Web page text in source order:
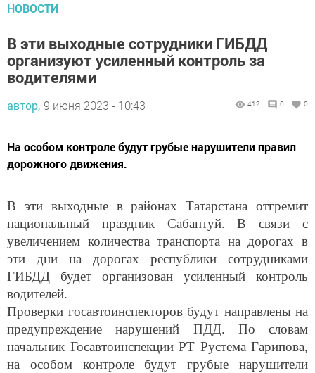
НОВОСТИ
В эти выходные сотрудники ГИБДД
организуют усиленный контроль за
водителями
автор, 9 июня 2023 - 10:43 412 0 0
На особом контроле будут грубые нарушители правил
дорожного движения.
В эти выходные в районах Татарстана отгремит
национальный праздник Сабантуй. В связи с
увеличением количества транспорта на дорогах в
эти дни на дорогах республики сотрудниками
ГИБДД будет организован усиленный контроль
водителей.
Проверки госавтоинспекторов будут направлены на
предупреждение нарушений ПДД. По словам
начальник Госавтоинспекции РТ Рустема Гарипова,
на особом контроле будут грубые нарушители